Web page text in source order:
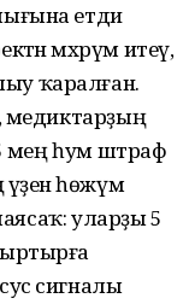
етди
мәхрүм итеү,
ҡаралған.
медиктарҙың
5 мең һум штраф
үҙенә һөжүм
уларҙы 5
сигналы